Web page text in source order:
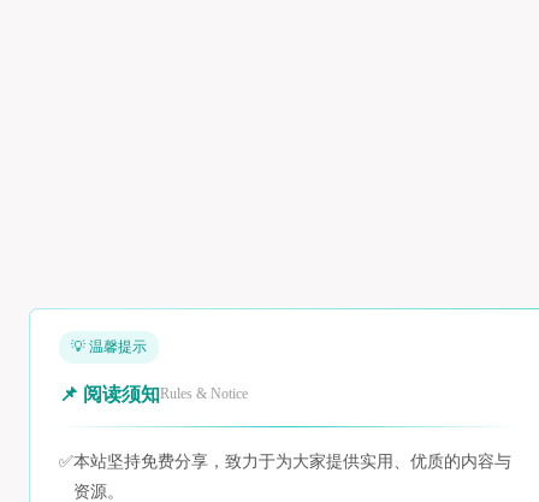
💡 温馨提示
📌 阅读须知Rules & Notice
✅本站坚持免费分享，致力于为大家提供实用、优质的内容与
资源。